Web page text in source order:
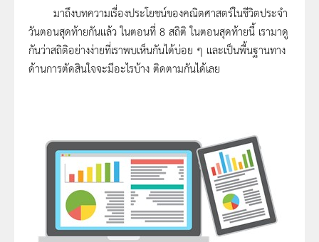
มาถึงบทความเรื่องประโยชน์ของคณิตศาสตร์ในชีวิตประจำ
วันตอนสุดท้ายกันแล้ว ในตอนที่ 8 สถิติ ในตอนสุดท้ายนี้ เรามาดู
กันว่าสถิติอย่างง่ายที่เราพบเห็นกันได้บ่อย ๆ และเป็นพื้นฐานทาง
ด้านการตัดสินใจจะมีอะไรบ้าง ติดตามกันได้เลย